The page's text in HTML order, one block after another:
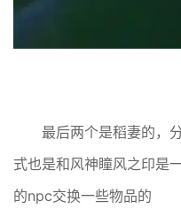
最后两个是稻妻的，
式也是和风神瞳风之印是
的npc交换一些物品的